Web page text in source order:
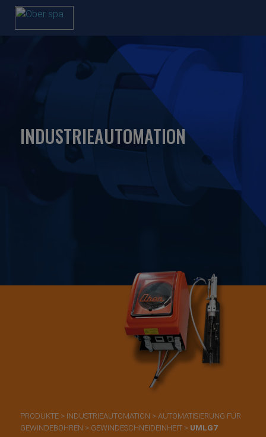
INDUSTRIEAUTOMATION
PRODUKTE > INDUSTRIEAUTOMATION > AUTOMATISIERUNG FÜR
GEWINDEBOHREN > GEWINDESCHNEIDEINHEIT > UMLG7